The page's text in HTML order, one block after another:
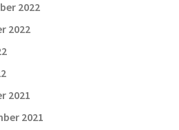
2022
2022
2021
2021